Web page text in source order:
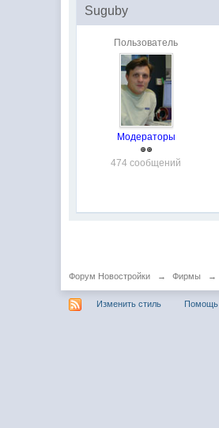
Suguby
Пользователь
Модераторы
474 сообщений
Форум Новостройки → Фирмы →
Изменить стиль Помощь